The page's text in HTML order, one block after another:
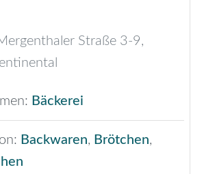
Straße 3-9,
Bäckerei
Backwaren, Brötchen,